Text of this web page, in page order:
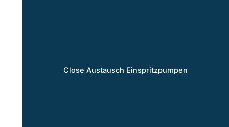
Close Austausch Einspritzpumpen